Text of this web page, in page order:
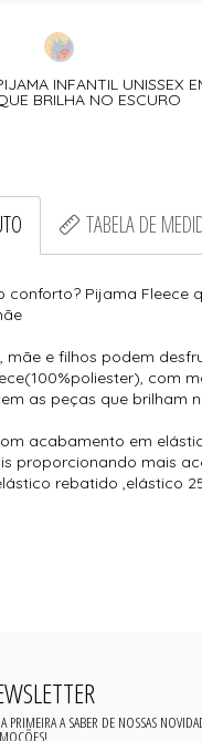
INFANTIL UNISSEX
BRILHA NO ESCURO
TABELA DE
conforto? Pijama Fleece
mãe e filhos podem
com
as peças que brilham
acabamento em
proporcionando mais
rebatido ,elástico
A PRIMEIRA A SABER DE NOSSAS